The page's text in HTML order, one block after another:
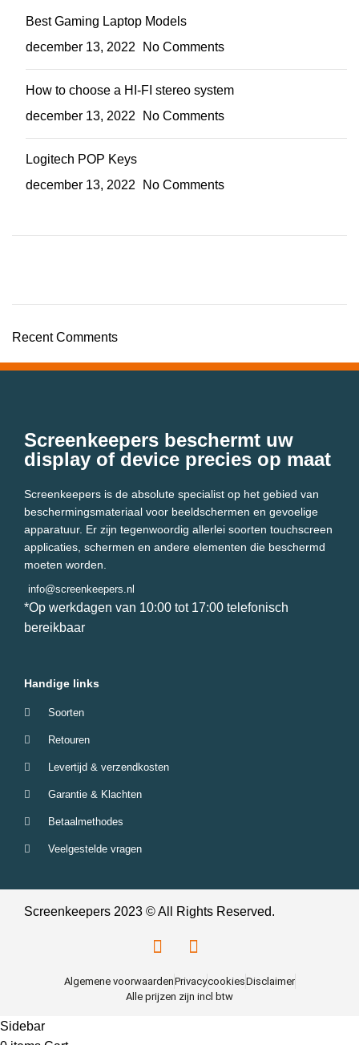
Best Gaming Laptop Models
december 13, 2022
No Comments
How to choose a HI-FI stereo system
december 13, 2022
No Comments
Logitech POP Keys
december 13, 2022
No Comments
Recent Comments
Screenkeepers beschermt uw
display of device precies op maat
Screenkeepers is de absolute specialist op het gebied van
beschermingsmateriaal voor beeldschermen en gevoelige
apparatuur. Er zijn tegenwoordig allerlei soorten touchscreen
applicaties, schermen en andere elementen die beschermd
moeten worden.
info@screenkeepers.nl
*Op werkdagen van 10:00 tot 17:00 telefonisch
bereikbaar
Handige links
Soorten
Retouren
Levertijd & verzendkosten
Garantie & Klachten
Betaalmethodes
Veelgestelde vragen
Screenkeepers 2023 © All Rights Reserved.
Algemene voorwaardenPrivacycookiesDisclaimer
Alle prijzen zijn incl btw
Sidebar